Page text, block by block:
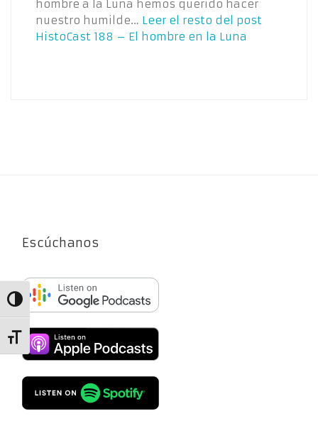
Alternar alto contraste
Alternar tamaño de letra
hombre a la Luna hemos querido hacer
nuestro humilde… Leer el resto del post
HistoCast 188 – El hombre en la Luna
Escúchanos